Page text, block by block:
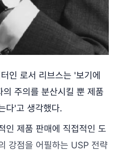
인 로서 리브스는 '보기에
주의를 분산시킬 뿐 제품
다'고 생각했다.
인 제품 판매에 직접적인 도
강점을 어필하는 USP 전략